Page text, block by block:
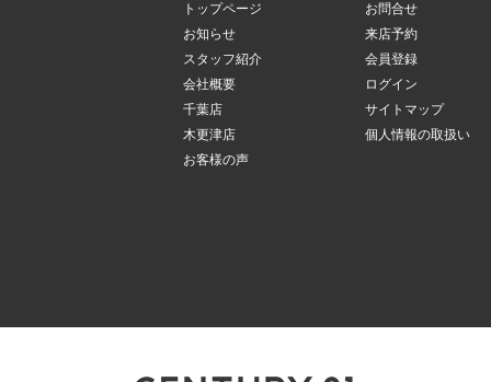
トップページ
お知らせ
スタッフ紹介
会社概要
千葉店
木更津店
お客様の声
お問合せ
来店予約
会員登録
ログイン
サイトマップ
個人情報の取扱い